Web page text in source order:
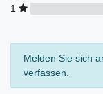
1
Melden Sie sich
verfassen.